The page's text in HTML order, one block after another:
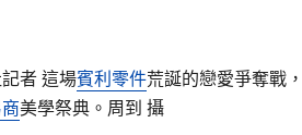
者 這場賓利零件荒誕的戀愛爭奪戰
美學祭典。周到 攝